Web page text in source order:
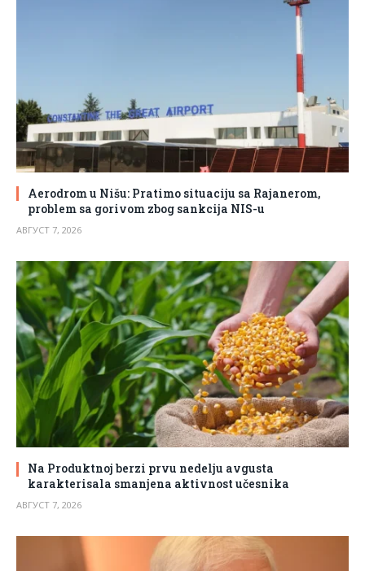
Aerodrom u Nišu: Pratimo situaciju sa Rajanerom,
problem sa gorivom zbog sankcija NIS-u
АВГУСТ 7, 2026
Na Produktnoj berzi prvu nedelju avgusta
karakterisala smanjena aktivnost učesnika
АВГУСТ 7, 2026